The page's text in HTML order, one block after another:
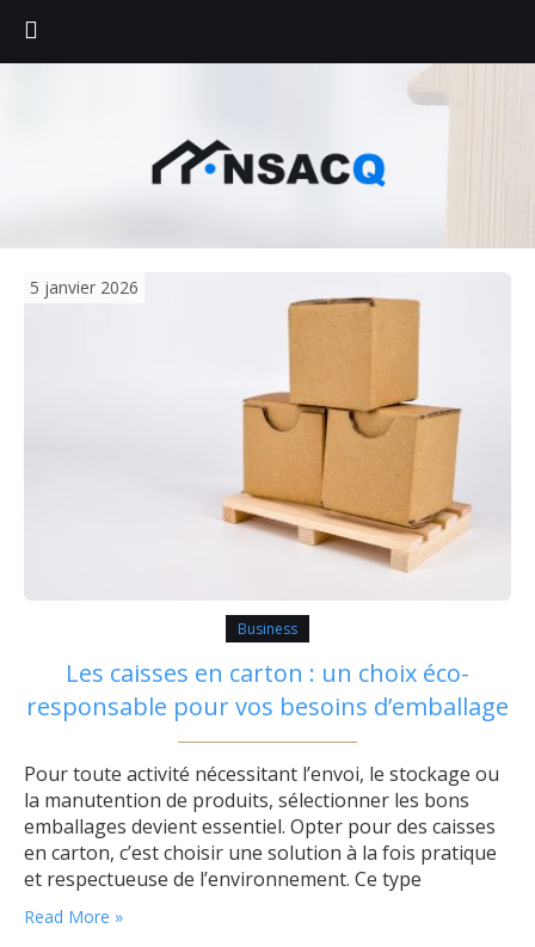
5 janvier 2026
Business
Les caisses en carton : un choix éco-
responsable pour vos besoins d’emballage
Pour toute activité nécessitant l’envoi, le stockage ou
la manutention de produits, sélectionner les bons
emballages devient essentiel. Opter pour des caisses
en carton, c’est choisir une solution à la fois pratique
et respectueuse de l’environnement. Ce type
d’emballage éco-responsable répond aux attentes
croissantes en matière de réduction des déchets et
Read More »